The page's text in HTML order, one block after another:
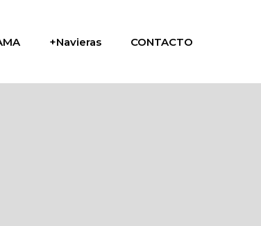
+Navieras CONTACTO